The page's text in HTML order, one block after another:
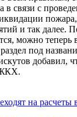
в связи с
пожара,
и так далее.
можно теперь
под
добавил,
ЖКХ.